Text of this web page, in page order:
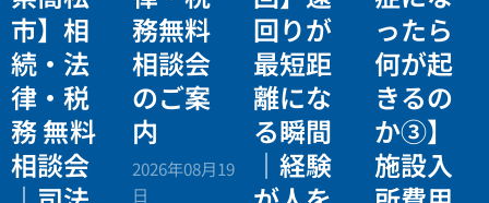
市】相
続・法
律・税
務 無料
相談会
務無料
相談会
のご案
内
2026年08月19
日
回りが
最短距
離にな
る瞬間
｜経験
ったら
何が起
きるの
か③】
施設入